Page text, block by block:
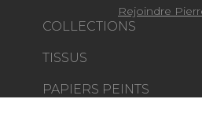
COLLECTIONS
TISSUS
PAPIERS PEINTS
Rejoindre